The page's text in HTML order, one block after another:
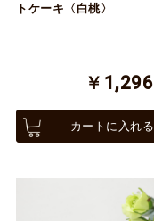
トケーキ〈白桃〉
￥1,296
カートに入れる